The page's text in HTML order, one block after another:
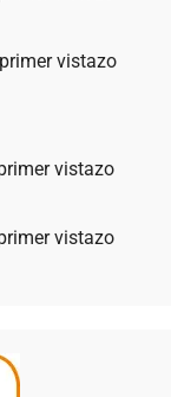
vistazo
vistazo
vistazo